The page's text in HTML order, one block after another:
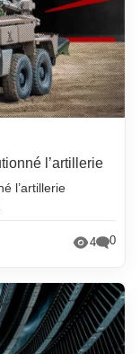
l’artillerie
l’artillerie
4 0